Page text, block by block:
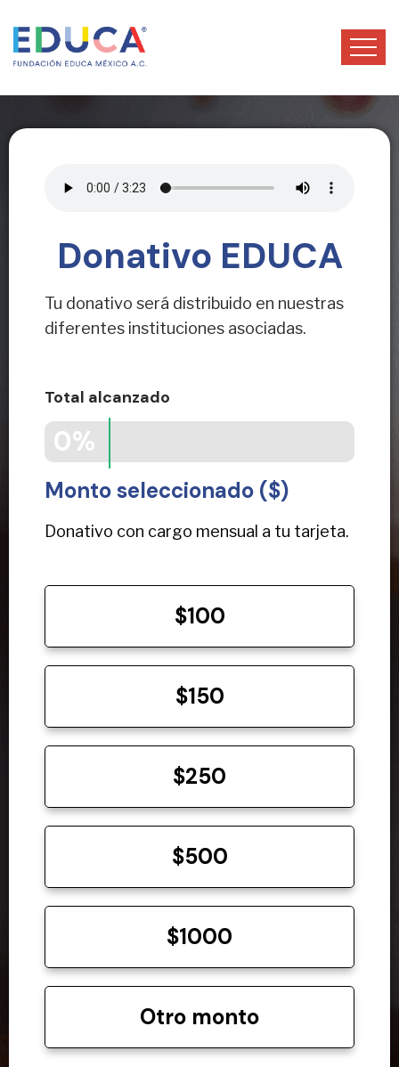
Donativo EDUCA
Tu donativo será distribuido en nuestras
diferentes instituciones asociadas.
Total alcanzado
0%
Monto seleccionado ($)
Donativo con cargo mensual a tu tarjeta.
$100
$150
$250
$500
$1000
Otro monto